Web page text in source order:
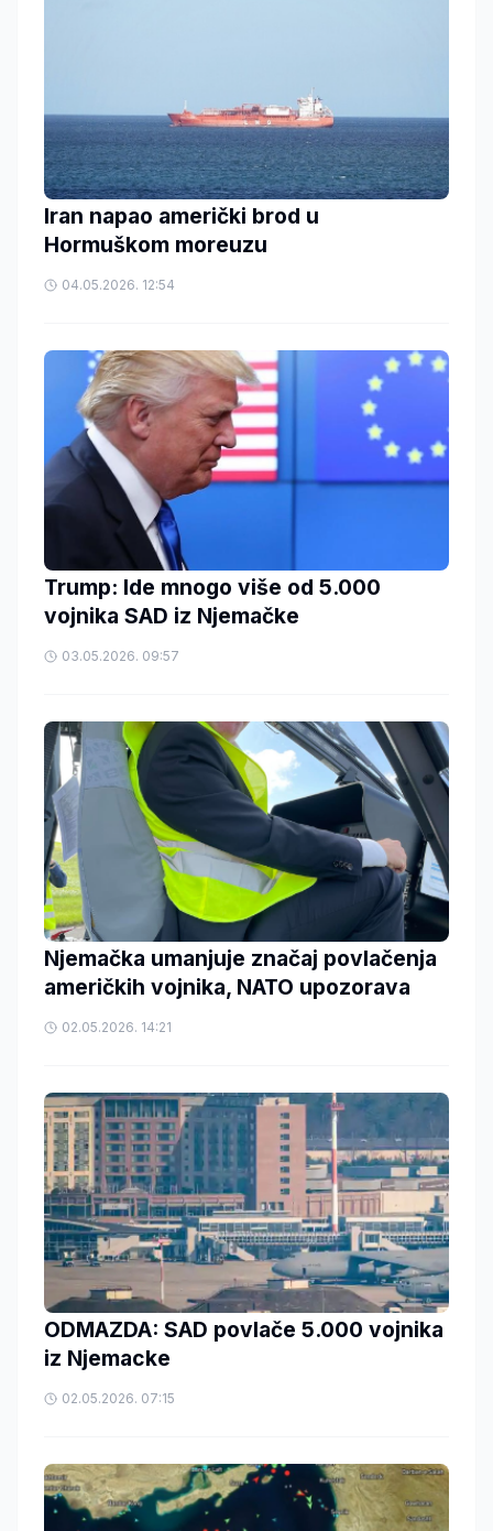
Iran napao američki brod u
Hormuškom moreuzu
04.05.2026. 12:54
Trump: Ide mnogo više od 5.000
vojnika SAD iz Njemačke
03.05.2026. 09:57
Njemačka umanjuje značaj povlačenja
američkih vojnika, NATO upozorava
02.05.2026. 14:21
ODMAZDA: SAD povlače 5.000 vojnika
iz Njemacke
02.05.2026. 07:15